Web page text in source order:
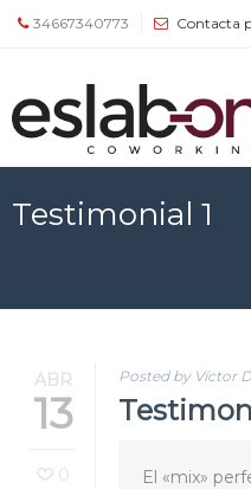
34667340773 Contacta
Testimonial 1
ABR
13
0
Posted by Víctor
El «mix»
Quiénes
somos
Espacios
servicios
Agenda